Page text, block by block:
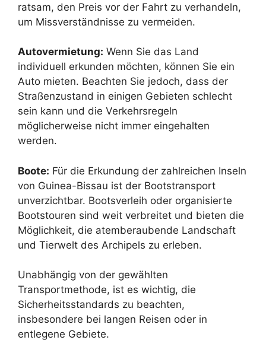
ratsam, den Preis vor der Fahrt zu verhandeln,
um Missverständnisse zu vermeiden.
Autovermietung: Wenn Sie das Land
individuell erkunden möchten, können Sie ein
Auto mieten. Beachten Sie jedoch, dass der
Straßenzustand in einigen Gebieten schlecht
sein kann und die Verkehrsregeln
möglicherweise nicht immer eingehalten
werden.
Boote: Für die Erkundung der zahlreichen Inseln
von Guinea-Bissau ist der Bootstransport
unverzichtbar. Bootsverleih oder organisierte
Bootstouren sind weit verbreitet und bieten die
Möglichkeit, die atemberaubende Landschaft
und Tierwelt des Archipels zu erleben.
Unabhängig von der gewählten
Transportmethode, ist es wichtig, die
Sicherheitsstandards zu beachten,
insbesondere bei langen Reisen oder in
entlegene Gebiete.